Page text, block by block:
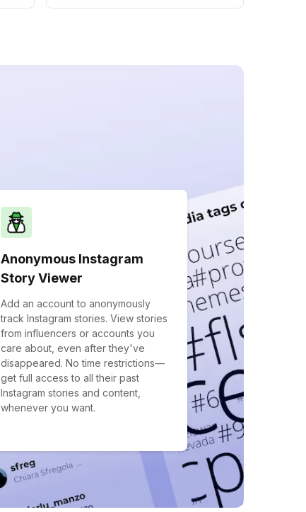
Anonymous Instagram
Story Viewer
Add an account to anonymously
track Instagram stories. View stories
from influencers or accounts you
care about, even after they've
disappeared. No time restrictions—
get full access to all their past
Instagram stories and content,
whenever you want.